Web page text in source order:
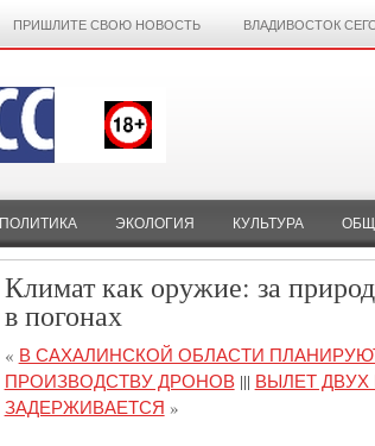
ПРИШЛИТЕ СВОЮ НОВОСТЬ ВЛАДИВОСТОК
ПОЛИТИКА ЭКОЛОГИЯ КУЛЬТУРА
Климат как оружие: за
в погонах
« В САХАЛИНСКОЙ ОБЛАСТИ
ПРОИЗВОДСТВУ ДРОНОВ||| ВЫЛЕТ
ЗАДЕРЖИВАЕТСЯ »